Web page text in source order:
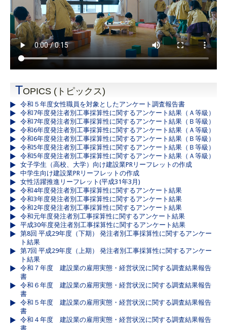
TOPICS (トピックス)
令和５年度女性職員を対象としたアンケート調査報告書
令和7年度発注者別工事採算性に関するアンケート結果（Ａ等級）
令和7年度発注者別工事採算性に関するアンケート結果（Ｂ等級）
令和6年度発注者別工事採算性に関するアンケート結果（Ａ等級）
令和6年度発注者別工事採算性に関するアンケート結果（Ｂ等級）
令和5年度発注者別工事採算性に関するアンケート結果（Ｂ等級）
令和5年度発注者別工事採算性に関するアンケート結果（Ａ等級）
女子学生（高校、大学）向け建設業PRリーフレットの作成
中学生向け建設業PRリーフレットの作成
女性活躍推進リーフレット(平成31年3月)
令和4年度発注者別工事採算性に関するアンケート結果
令和3年度発注者別工事採算性に関するアンケート結果
令和2年度発注者別工事採算性に関するアンケート結果
令和元年度発注者別工事採算性に関するアンケート結果
平成30年度発注者別工事採算性に関するアンケート結果
第8回 平成29年度（下期） 発注者別工事採算性に関するアンケー
ト結果
第7回 平成29年度（上期） 発注者別工事採算性に関するアンケー
ト結果
令和７年度 建設業の雇用実態・経営状況に関する調査結果報告
書
令和６年度 建設業の雇用実態・経営状況に関する調査結果報告
書
令和５年度 建設業の雇用実態・経営状況に関する調査結果報告
書
令和４年度 建設業の雇用実態・経営状況に関する調査結果報告
書